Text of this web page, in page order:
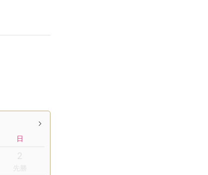
日
2
先勝